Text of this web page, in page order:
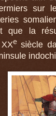
sur
que la
esiècle